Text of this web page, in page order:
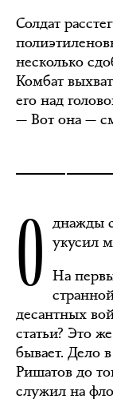
Солдат
несколько
Комбат
его над
— Вот она —
О днажды
укусил
На
десантных
статьи? Это
бывает. Дело
Ришатов до
служил на